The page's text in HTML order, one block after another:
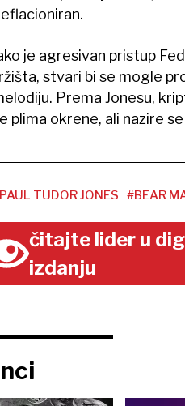
je agresivan pristup
stvari bi se mogle
Prema Jonesu,
plima okrene, ali nazire
TUDOR JONES #BEAR
čitajte lider u
izdanju